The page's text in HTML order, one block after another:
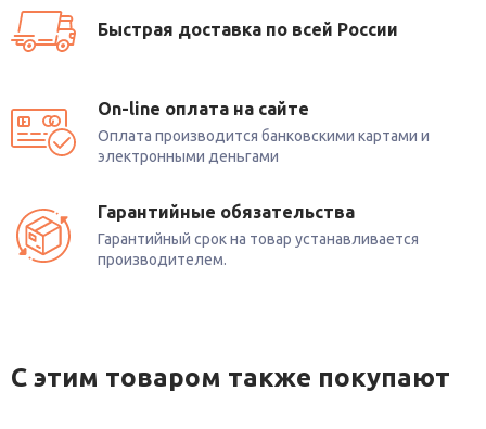
Быстрая доставка по всей России
On-line оплата на сайте
Оплата производится банковскими картами и
электронными деньгами
Гарантийные обязательства
Гарантийный срок на товар устанавливается
производителем.
С этим товаром также покупают